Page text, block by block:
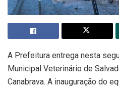
A Prefeitura entrega nesta
Municipal Veterinário de
Canabrava. A inauguração do